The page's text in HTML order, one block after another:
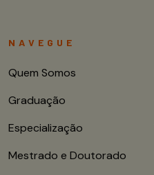
NAVEGUE
Quem Somos
Graduação
Especialização
Mestrado e Doutorado